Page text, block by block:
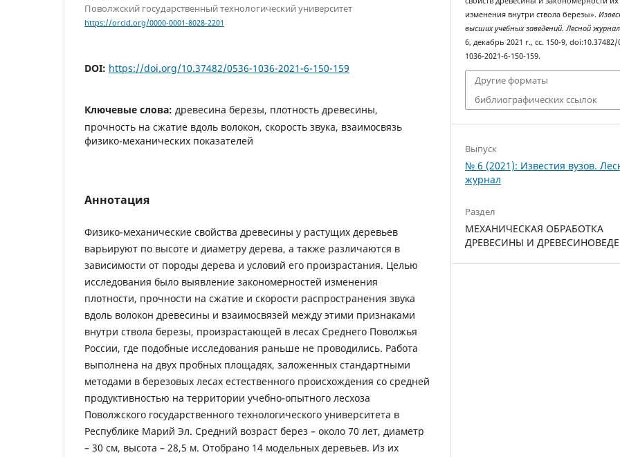
Поволжский государственный технологический университет
https://orcid.org/0000-0001-8028-2201
DOI: https://doi.org/10.37482/0536-1036-2021-6-150-159
Ключевые слова: древесина березы, плотность древесины,
прочность на сжатие вдоль волокон, скорость звука, взаимосвязь
физико-механических показателей
Аннотация
Физико-механические свойства древесины у растущих деревьев
варьируют по высоте и диаметру дерева, а также различаются в
зависимости от породы дерева и условий его произрастания. Целью
исследования было выявление закономерностей изменения
плотности, прочности на сжатие и скорости распространения звука
вдоль волокон древесины и взаимосвязей между этими признаками
внутри ствола березы, произрастающей в лесах Среднего Поволжья
России, где подобные исследования раньше не проводились. Работа
выполнена на двух пробных площадях, заложенных стандартными
методами в березовых лесах естественного происхождения со средней
продуктивностью на территории учебно-опытного лесхоза
Поволжского государственного технологического университета в
Республике Марий Эл. Средний возраст берез – около 70 лет, диаметр
– 30 см, высота – 28,5 м. Отобрано 14 модельных деревьев. Из их
изменения внутри ствола березы».
высших учебных заведений. Лесной журнал
6, декабрь 2021 г., сс. 150-9, doi:10.37482/
1036-2021-6-150-159.
Другие форматы
библиографических ссылок
Выпуск
№ 6 (2021): Известия вузов.
журнал
Раздел
МЕХАНИЧЕСКАЯ ОБРАБОТКА
ДРЕВЕСИНЫ И